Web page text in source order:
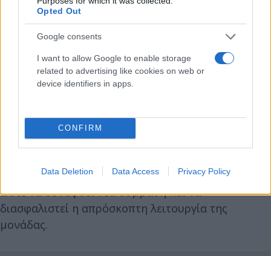
Opted Out
Google consents
I want to allow Google to enable storage
related to advertising like cookies on web or
device identifiers in apps.
CONFIRM
Data Deletion Data Access Privacy Policy
Η λύση που προκρίνεται, σύμφωνα με τον
Συμβούλιο του Οργανισμού την ερχόμενη Πέμπτη,
ώστε να συναφθεί νέα σύμβαση και να
διασφαλιστεί η απρόσκοπτη λειτουργία της
μονάδας.